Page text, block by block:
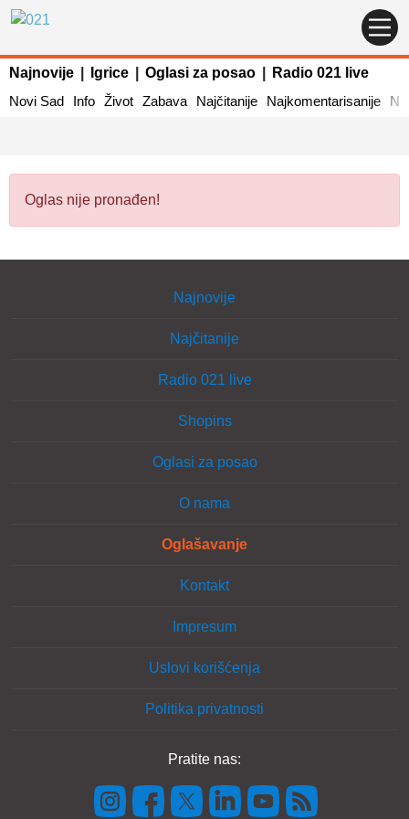
Najnovije Igrice Oglasi za posao
Radio 021 live
Novi Sad
Info Život Zabava Najčitanije Najkomentarisanije
Oglas nije pronađen!
Najnovije
Najčitanije
Radio 021 live
Shopins
Oglasi za posao
O nama
Oglašavanje
Kontakt
Impresum
Uslovi korišćenja
Politika privatnosti
Pratite nas: